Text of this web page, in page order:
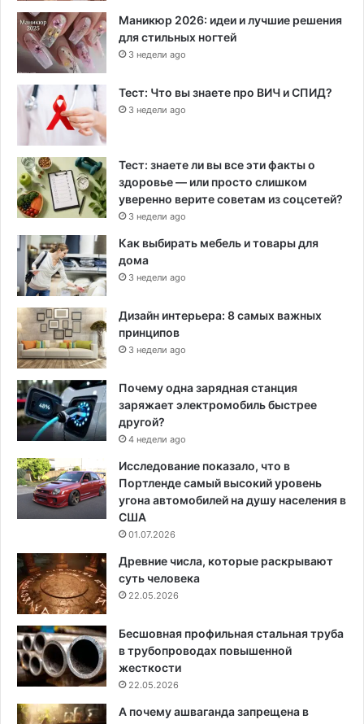
Маникюр 2026: идеи и лучшие решения
для стильных ногтей
3 недели ago
Тест: Что вы знаете про ВИЧ и СПИД?
3 недели ago
Тест: знаете ли вы все эти факты о
здоровье — или просто слишком
уверенно верите советам из соцсетей?
3 недели ago
Как выбирать мебель и товары для
дома
3 недели ago
Дизайн интерьера: 8 самых важных
принципов
3 недели ago
Почему одна зарядная станция
заряжает электромобиль быстрее
другой?
4 недели ago
Исследование показало, что в
Портленде самый высокий уровень
угона автомобилей на душу населения в
США
01.07.2026
Древние числа, которые раскрывают
суть человека
22.05.2026
Бесшовная профильная стальная труба
в трубопроводах повышенной
жесткости
22.05.2026
А почему ашваганда запрещена в